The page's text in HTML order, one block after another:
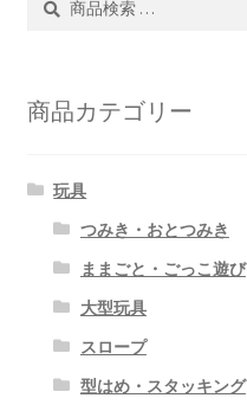
商品カテゴリー
玩具
つみき・おとつみき
ままごと・ごっこ遊び
大型玩具
スロープ
型はめ・スタッキング